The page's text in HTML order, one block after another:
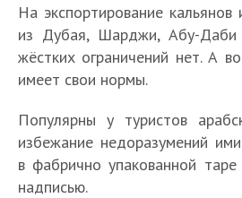
На экспортирование
из Дубая, Шарджи, Абу-Даби
жёстких ограничений нет. А
имеет свои нормы.
Популярны у туристов
избежание недоразумений
в фабрично упакованной
надписью.